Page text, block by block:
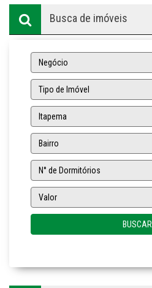
Busca de imóveis
Negócio
Tipo de Imóvel
Itapema
Bairro
N° de Dormitórios
Valor
BUSCAR